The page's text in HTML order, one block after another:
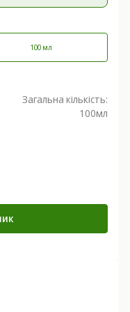
100 мл
Загальна кількість:
100мл